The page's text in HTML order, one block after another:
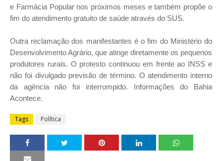
e Farmácia Popular nos próximos meses e também propõe o
fim do atendimento gratuito de saúde através do SUS.
Outra reclamação dos manifestantes é o fim do Ministério do
Desenvolvimento Agrário, que atinge diretamente os pequenos
produtores rurais. O protesto continuou em frente ao INSS e
não foi divulgado previsão de término. O atendimento interno
da agência não foi interrompido. Informações do Bahia
Acontece.
Tags Política